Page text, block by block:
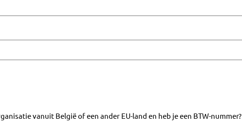
vanuit België of een ander EU-land en heb je een BTW-